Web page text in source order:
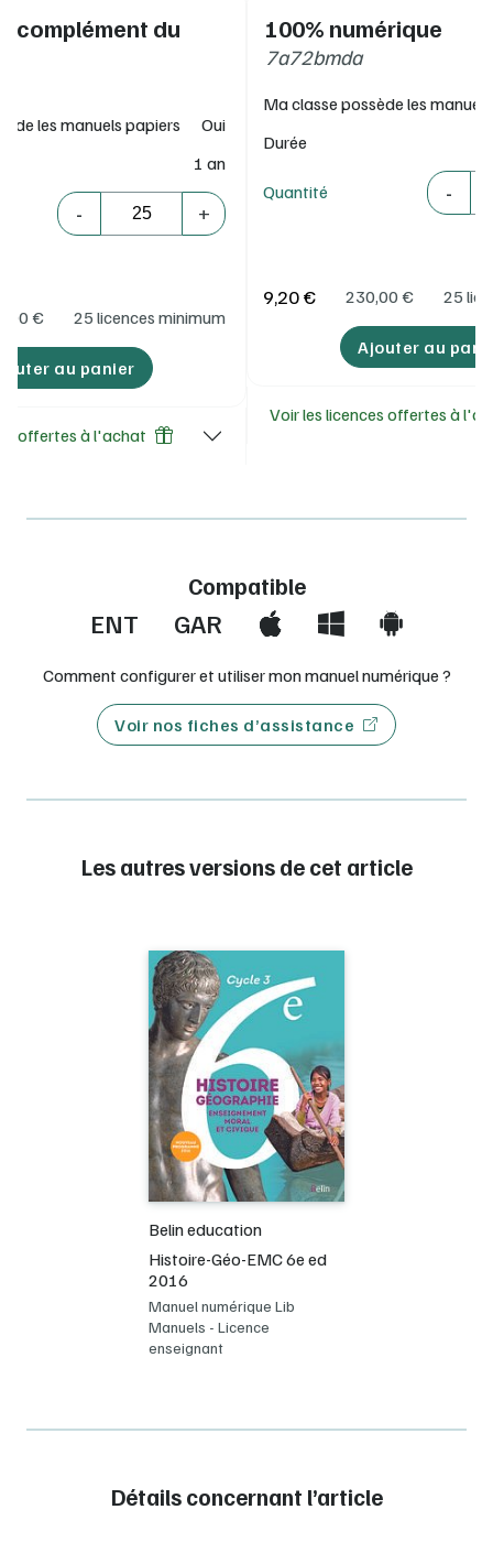
complément du
les manuels papiers
Oui
1 an
-
Quantité
+
€ 25 licences minimum
au panier
offertes à l'achat
100% numérique
7a72bmda
Ma classe possède les
Durée
Quantité -
Quantité
9,20 € 230,00 € 25
Ajouter au
Voir les licences offertes à
Compatible
ENT GAR
Comment configurer et utiliser mon manuel numérique ?
Voir nos fiches d’assistance
Les autres versions de cet article
Belin education
Histoire-Géo-EMC 6e ed
2016
Manuel numérique Lib
Manuels - Licence
enseignant
Détails concernant l’article